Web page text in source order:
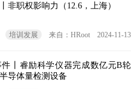
非职权影响力（12.6，上海）
培训发展 来自：HRoot 2024-11-13
丨睿励科学仪器完成数亿元B轮
导体量检测设备